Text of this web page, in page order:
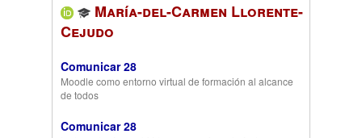
María-del-Carmen Llorente-
Cejudo
Comunicar 28
Moodle como entorno virtual de formación al alcance
de todos
Comunicar 28